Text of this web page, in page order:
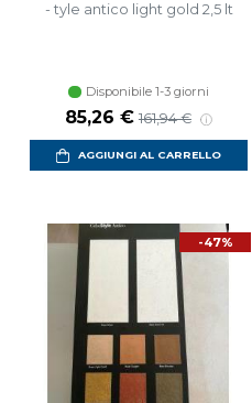
- tyle antico light gold 2,5 lt
Disponibile 1-3 giorni
Prezzo scontato
85,26 € Prezzo di listino
161,94 €
AGGIUNGI AL CARRELLO
-47%